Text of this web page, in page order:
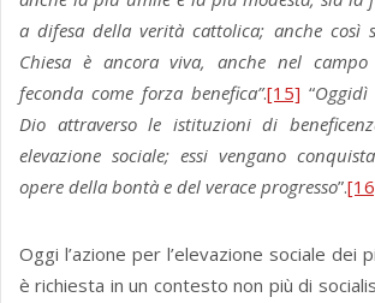
a difesa della verità cattolica; anche così
Chiesa è ancora viva, anche nel
feconda come forza benefica”.[15] “
Dio attraverso le istituzioni di
elevazione sociale; essi vengano
opere della bontà e del verace progresso”.
Oggi l’azione per l’elevazione sociale dei
è richiesta in un contesto non più di